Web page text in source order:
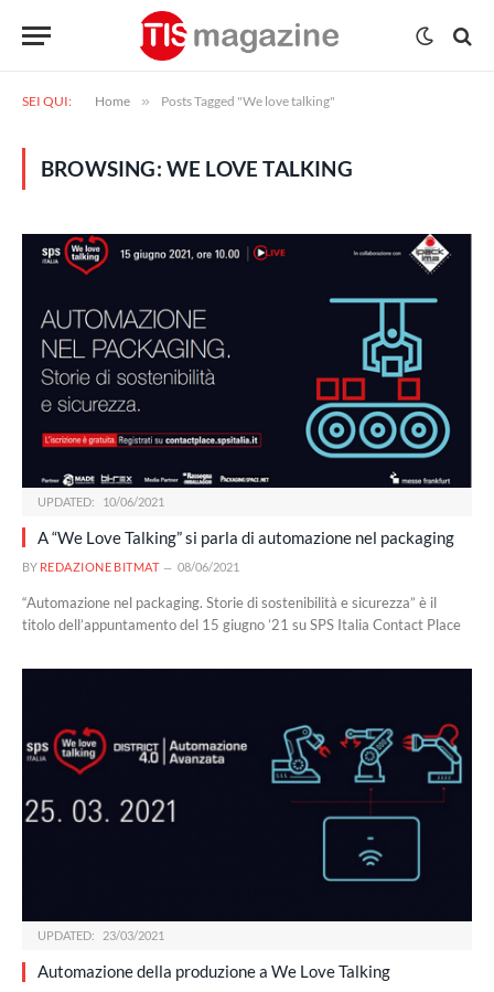
SEI QUI: Home » Posts Tagged "We love talking"
BROWSING: WE LOVE TALKING
UPDATED: 10/06/2021
A “We Love Talking” si parla di automazione nel packaging
BY REDAZIONE BITMAT 08/06/2021
“Automazione nel packaging. Storie di sostenibilità e sicurezza” è il
titolo dell’appuntamento del 15 giugno ’21 su SPS Italia Contact Place
UPDATED: 23/03/2021
Automazione della produzione a We Love Talking